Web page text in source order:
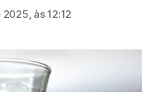
às 12:12